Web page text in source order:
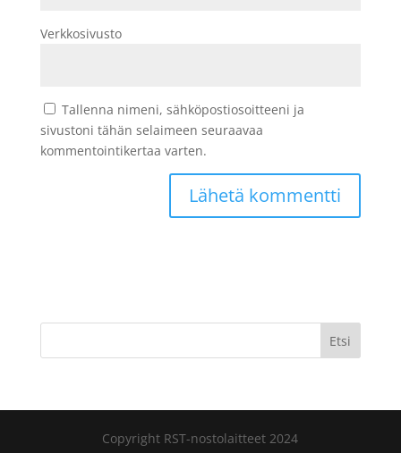
Verkkosivusto
Tallenna nimeni, sähköpostiosoitteeni ja
sivustoni tähän selaimeen seuraavaa
kommentointikertaa varten.
Etsi
Copyright RST-nostolaitteet 2024